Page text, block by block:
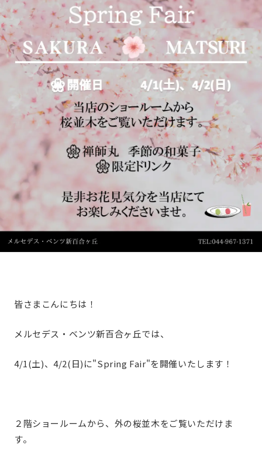
皆さまこんにちは！
メルセデス・ベンツ新百合ヶ丘では、
4/1(土)、4/2(日)に"Spring Fair"を開催いたします！
２階ショールームから、外の桜並木をご覧いただけま
す。